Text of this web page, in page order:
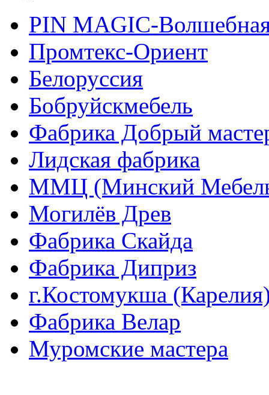
PIN MAGIС-
Промтекс-Ориент
Белоруссия
Бобруйскмебель
Фабрика Добрый
Лидская фабрика
ММЦ (Минский
Могилёв Древ
Фабрика Скайда
Фабрика Диприз
г.Костомукша
Фабрика Велар
Муромские мастера